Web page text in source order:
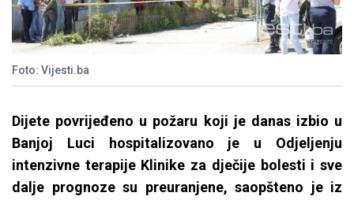
Foto: Vijesti.ba
Dijete povrijeđeno u požaru koji je danas izbio u
Banjoj Luci hospitalizovano je u Odjeljenju
intenzivne terapije Klinike za dječije bolesti i sve
dalje prognoze su preuranjene, saopšteno je iz